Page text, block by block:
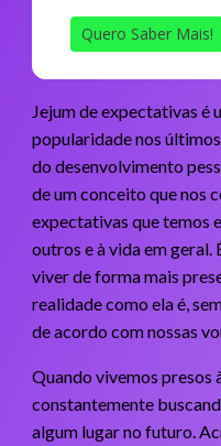
Quero Saber Mais!
Jejum de expectativas é
popularidade nos
do desenvolvimento
de um conceito que nos
expectativas que temos
outros e à vida em geral.
viver de forma mais
realidade como ela é,
de acordo com nossas
Quando vivemos presos
constantemente
algum lugar no futuro.